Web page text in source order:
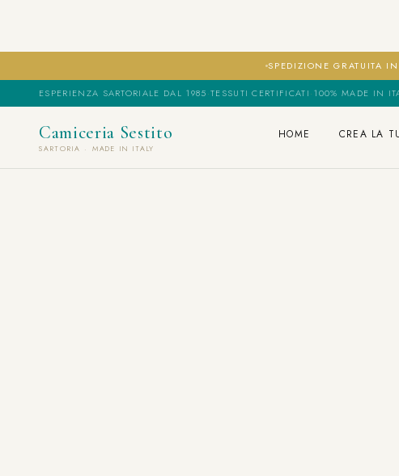
SPEDIZIONE GRATUITA
ESPERIENZA SARTORIALE DAL 1985·TESSUTI CERTIFICATI·100% MADE IN
Camiceria Sestito
SARTORIA · MADE IN ITALY
HOME CREA LA